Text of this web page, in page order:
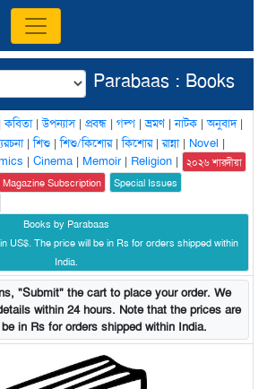
Parabaas : Books
|কবিতা|উপন্যাস| প্রবন্ধ | গল্প |ভ্রমণ|নাটক |অনুবাদ|
|শিশু |শিশু/কিশোর|কিশোর|রান্না| Novel |
| Cinema | Memoir| Religion |
২০২৬ শারদীয়া
Magazine Subscription
Special Issues
Books by Parabaas
US$. The price will be in Rs for orders shipped within
India.
"Submit" the cart to place your order. We
within 24 hours. Note that the prices are
in Rs for orders shipped within India.